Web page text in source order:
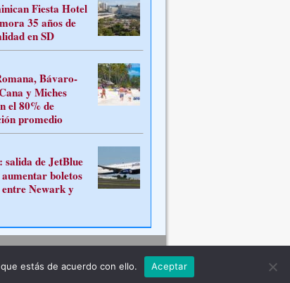
Fiesta Hotel
35 años de
en SD
Bávaro-
y Miches
el 80% de
promedio
salida de JetBlue
boletos
entre Newark y
estás de acuerdo con ello. Aceptar